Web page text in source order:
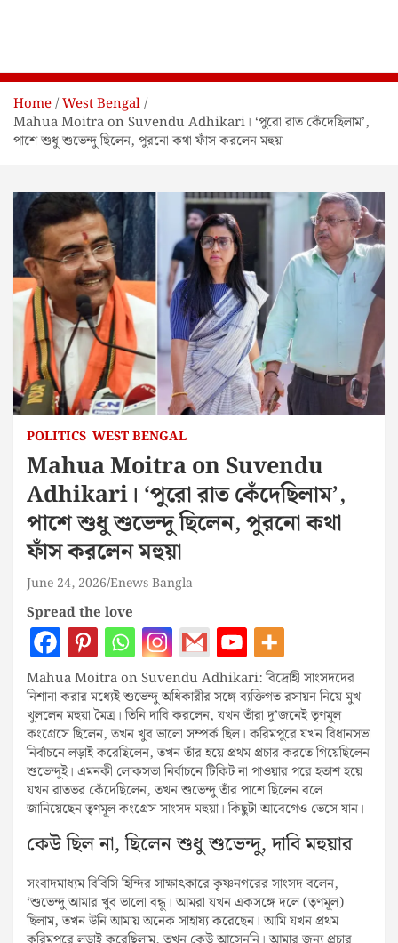
Home West Bengal
Mahua Moitra on Suvendu Adhikari। ‘পুরো রাত কেঁদেছিলাম’,
পাশে শুধু শুভেন্দু ছিলেন, পুরনো কথা ফাঁস করলেন মহুয়া
POLITICS WEST BENGAL
Mahua Moitra on Suvendu
Adhikari। ‘পুরো রাত কেঁদেছিলাম’,
পাশে শুধু শুভেন্দু ছিলেন, পুরনো কথা
ফাঁস করলেন মহুয়া
June 24, 2026 Enews Bangla
Spread the love
Mahua Moitra on Suvendu Adhikari: বিদ্রোহী সাংসদদের
নিশানা করার মধ্যেই শুভেন্দু অধিকারীর সঙ্গে ব্যক্তিগত রসায়ন নিয়ে মুখ
খুললেন মহুয়া মৈত্র। তিনি দাবি করলেন, যখন তাঁরা দু’জনেই তৃণমূল
কংগ্রেসে ছিলেন, তখন খুব ভালো সম্পর্ক ছিল। করিমপুরে যখন বিধানসভা
নির্বাচনে লড়াই করেছিলেন, তখন তাঁর হয়ে প্রথম প্রচার করতে গিয়েছিলেন
শুভেন্দুই। এমনকী লোকসভা নির্বাচনে টিকিট না পাওয়ার পরে হতাশ হয়ে
যখন রাতভর কেঁদেছিলেন, তখন শুভেন্দু তাঁর পাশে ছিলেন বলে
জানিয়েছেন তৃণমূল কংগ্রেস সাংসদ মহুয়া। কিছুটা আবেগেও ভেসে যান।
কেউ ছিল না, ছিলেন শুধু শুভেন্দু, দাবি মহুয়ার
সংবাদমাধ্যম বিবিসি হিন্দির সাক্ষাৎকারে কৃষ্ণনগরের সাংসদ বলেন,
‘শুভেন্দু আমার খুব ভালো বন্ধু। আমরা যখন একসঙ্গে দলে (তৃণমূল)
ছিলাম, তখন উনি আমায় অনেক সাহায্য করেছেন। আমি যখন প্রথম